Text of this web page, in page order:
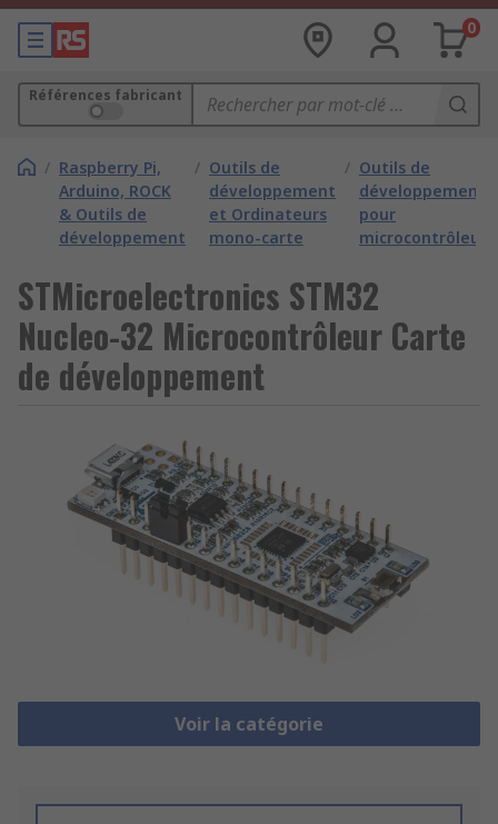
0
Références fabricant
/ Raspberry Pi,
Arduino, ROCK
& Outils de
développement
/ Outils de
développement
et Ordinateurs
mono-carte
/ Outils de
développement
pour
microcontrôleurs
STMicroelectronics STM32
Nucleo-32 Microcontrôleur Carte
de développement
Voir la catégorie